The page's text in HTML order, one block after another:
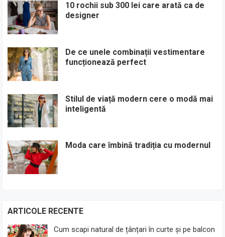
10 rochii sub 300 lei care arată ca de
designer
De ce unele combinații vestimentare
funcționează perfect
Stilul de viață modern cere o modă mai
inteligentă
Moda care îmbină tradiția cu modernul
ARTICOLE RECENTE
Cum scapi natural de țânțari în curte și pe balcon